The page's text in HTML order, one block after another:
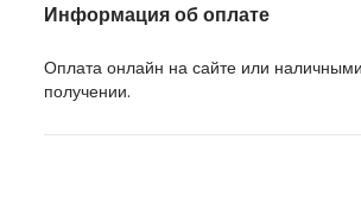
Информация об оплате
Оплата онлайн на сайте или
получении.